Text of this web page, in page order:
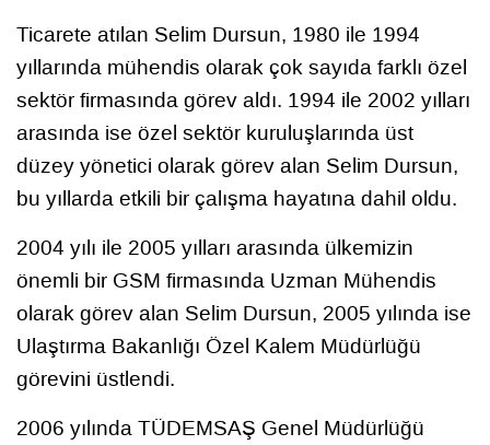
Ticarete atılan Selim Dursun, 1980 ile 1994
yıllarında mühendis olarak çok sayıda farklı özel
sektör firmasında görev aldı. 1994 ile 2002 yılları
arasında ise özel sektör kuruluşlarında üst
düzey yönetici olarak görev alan Selim Dursun,
bu yıllarda etkili bir çalışma hayatına dahil oldu.
2004 yılı ile 2005 yılları arasında ülkemizin
önemli bir GSM firmasında Uzman Mühendis
olarak görev alan Selim Dursun, 2005 yılında ise
Ulaştırma Bakanlığı Özel Kalem Müdürlüğü
görevini üstlendi.
2006 yılında TÜDEMSAŞ Genel Müdürlüğü